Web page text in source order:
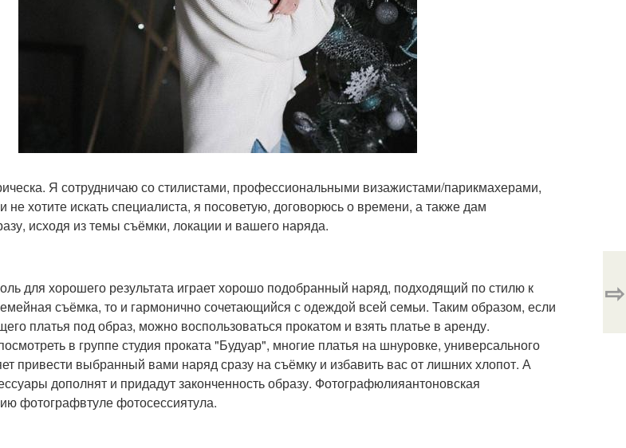
Я сотрудничаю со стилистами, профессиональными визажистами/парикмахерами,
не хотите искать специалиста, я посоветую, договорюсь о времени, а также дам
исходя из темы съёмки, локации и вашего наряда.
для хорошего результата играет хорошо подобранный наряд, подходящий по стилю к
съёмка, то и гармонично сочетающийся с одеждой всей семьи. Таким образом, если
платья под образ, можно воспользоваться прокатом и взять платье в аренду.
в группе студия проката "Будуар", многие платья на шнуровке, универсального
привести выбранный вами наряд сразу на съёмку и избавить вас от лишних хлопот. А
дополнят и придадут законченность образу. Фотографюлияантоновская
фотографвтуле фотосессиятула.
⇨